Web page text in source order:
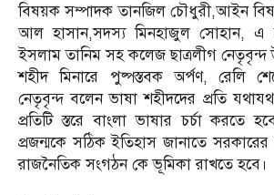
বিষয়ক সম্পাদক তানজিল চৌধুরী,আইন
আল হাসান,সদস্য মিনহাজুল সোহান, এ
ইসলাম তানিম সহ কলেজ ছাত্রলীগ নেতৃবৃন্দ
শহীদ মিনারে পুষ্পস্তবক অর্পণ, রেলি
নেতৃবৃন্দ বলেন ভাষা শহীদদের প্রতি যথাযথ
প্রতিটি স্তরে বাংলা ভাষার চর্চা করতে
প্রজন্মকে সঠিক ইতিহাস জানাতে সরকারের
রাজনৈতিক সংগঠন কে ভূমিকা রাখতে হবে।